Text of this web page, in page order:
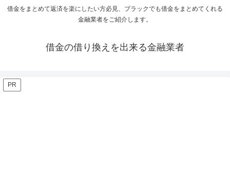
借金をまとめて返済を楽にしたい方必見、ブラックでも借金をまとめてくれる
金融業者をご紹介します。
借金の借り換えを出来る金融業者
PR